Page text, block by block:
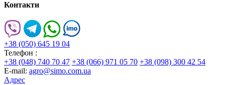
Контакти
+38 (050) 645 19 04
Телефон :
+38 (048) 740 70 47 +38 (066) 971 05 70 +38 (098) 300 42 54
E-mail: agro@simo.com.ua
Адрес